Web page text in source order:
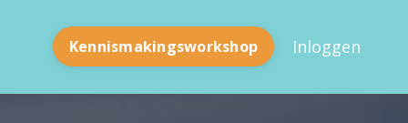
Kennismakingsworkshop Inloggen